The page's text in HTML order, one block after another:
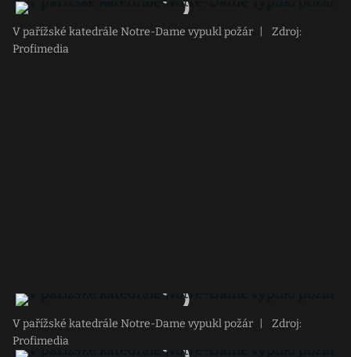
V pařížské katedrále Notre-Dame vypukl požár
Zdroj:
Profimedia
V pařížské katedrále Notre-Dame vypukl požár
Zdroj:
Profimedia